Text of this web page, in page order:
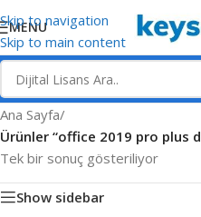
Skip to navigation
Skip to main content
MENU
Ana Sayfa/
Ürünler “office 2019 pro plus
Tek bir sonuç gösteriliyor
Show sidebar